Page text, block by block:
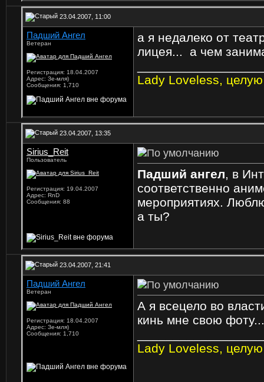
23.04.2007, 11:00
Падший Ангел
Ветеран
Регистрация: 18.04.2007
Адрес: Зе-мля)
Сообщения: 1,710
а я недалеко от
лицея...
а чем
Lady Loveless,
23.04.2007, 13:35
Sirius_Reit
Пользователь
Регистрация: 19.04.2007
Адрес: RnD
Сообщения: 88
Падший ангел, в
соответственно
мероприятиях.
а ты?
23.04.2007, 21:41
Падший Ангел
Ветеран
Регистрация: 18.04.2007
Адрес: Зе-мля)
Сообщения: 1,710
А я всецело во
кинь мне свою
Lady Loveless,